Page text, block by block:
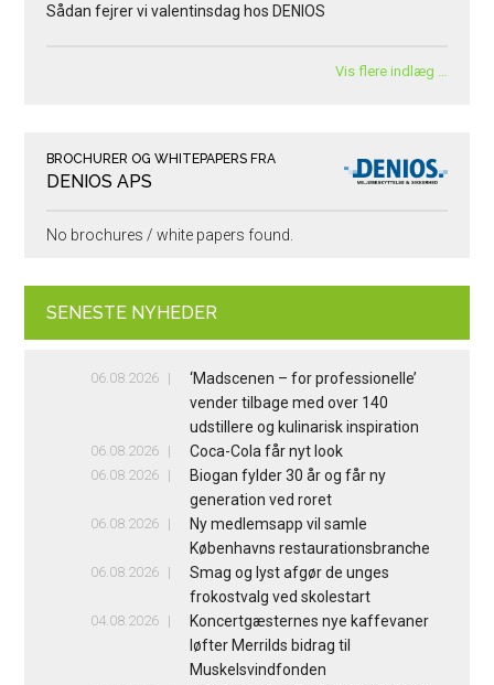
Sådan fejrer vi valentinsdag hos DENIOS
Vis flere indlæg …
BROCHURER OG WHITEPAPERS FRA
DENIOS APS
No brochures / white papers found.
SENESTE NYHEDER
06.08.2026
‘Madscenen – for professionelle’
vender tilbage med over 140
udstillere og kulinarisk inspiration
06.08.2026 Coca-Cola får nyt look
06.08.2026
Biogan fylder 30 år og får ny
generation ved roret
06.08.2026
Ny medlemsapp vil samle
Københavns restaurationsbranche
06.08.2026
Smag og lyst afgør de unges
frokostvalg ved skolestart
04.08.2026
Koncertgæsternes nye kaffevaner
løfter Merrilds bidrag til
Muskelsvindfonden